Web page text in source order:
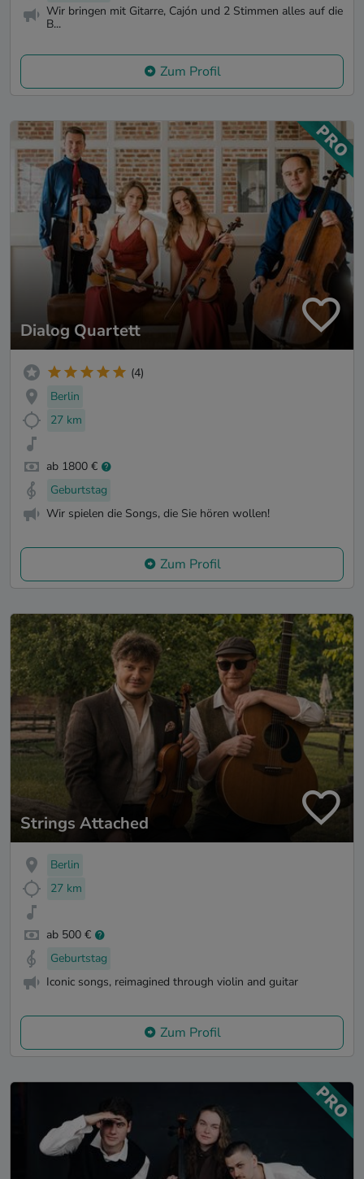
Wir bringen mit Gitarre, Cajón und 2 Stimmen alles auf die
B...
Zum Profil
Dialog Quartett
(4)
Berlin
27 km
ab 1800 €
Geburtstag
Wir spielen die Songs, die Sie hören wollen!
Zum Profil
Strings Attached
Berlin
27 km
ab 500 €
Geburtstag
Iconic songs, reimagined through violin and guitar
Zum Profil